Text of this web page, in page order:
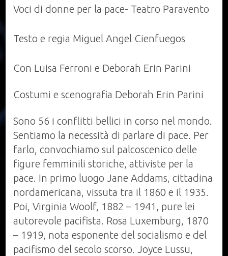
filo
Storia"
Voci
donne
la
Pace
Voci di donne per la pace- Teatro Paravento
Testo e regia Miguel Angel Cienfuegos
Con Luisa Ferroni e Deborah Erin Parini
Costumi e scenografia Deborah Erin Parini
Sono 56 i conflitti bellici in corso nel mondo.
Sentiamo la necessità di parlare di pace. Per
farlo, convochiamo sul palcoscenico delle
figure femminili storiche, attiviste per la
pace. In primo luogo Jane Addams, cittadina
nordamericana, vissuta tra il 1860 e il 1935.
Poi, Virginia Woolf, 1882 – 1941, pure lei
autorevole pacifista. Rosa Luxemburg, 1870
– 1919, nota esponente del socialismo e del
pacifismo del secolo scorso. Joyce Lussu,